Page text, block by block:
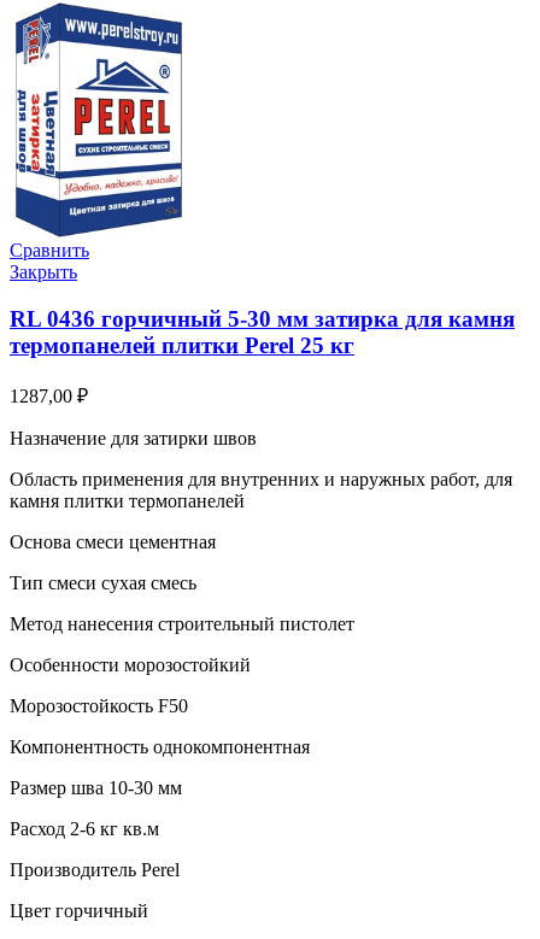
Сравнить
Закрыть
RL 0436 горчичный 5-30 мм затирка для камня
термопанелей плитки Perel 25 кг
1287,00 ₽
Назначение для затирки швов
Область применения для внутренних и наружных работ, для
камня плитки термопанелей
Основа смеси цементная
Тип смеси сухая смесь
Метод нанесения строительный пистолет
Особенности морозостойкий
Морозостойкость F50
Компонентность однокомпонентная
Размер шва 10-30 мм
Расход 2-6 кг кв.м
Производитель Perel
Цвет горчичный